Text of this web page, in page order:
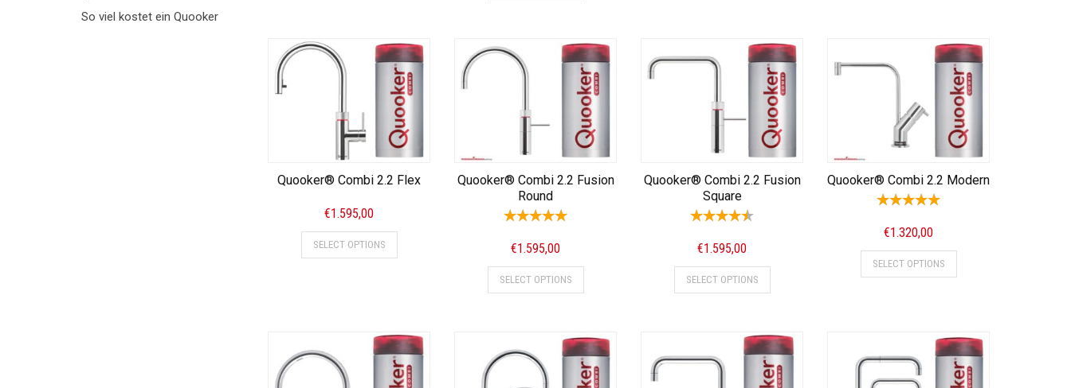
Quooker® Combi 2.2 Flex
€1.595,00
SELECT OPTIONS
Quooker® Combi 2.2 Fusion
Round
€1.595,00
SELECT OPTIONS
Quooker® Combi 2.2 Fusion
Square
€1.595,00
SELECT OPTIONS
Quooker® Combi 2.2 Modern
€1.320,00
SELECT OPTIONS
So viel kostet ein Quooker